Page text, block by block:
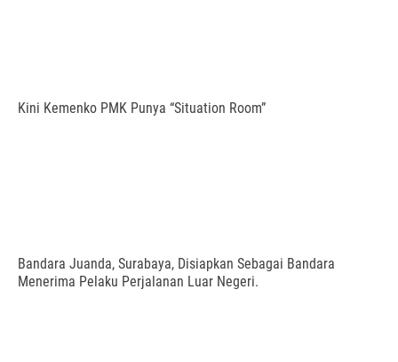
Kini Kemenko PMK Punya “Situation Room”
Bandara Juanda, Surabaya, Disiapkan Sebagai Bandara
Menerima Pelaku Perjalanan Luar Negeri.